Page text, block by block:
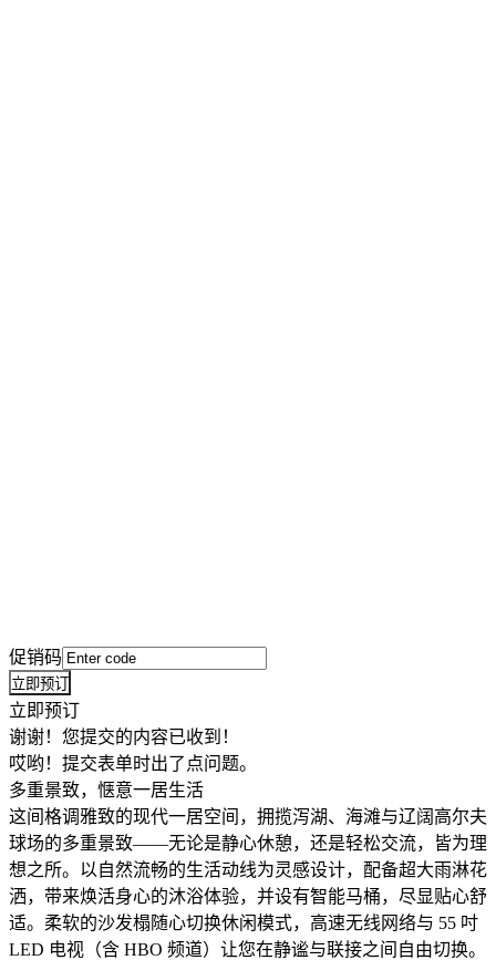
促销码
立即预订
立即预订
谢谢！您提交的内容已收到！
哎哟！提交表单时出了点问题。
多重景致，惬意一居生活
这间格调雅致的现代一居空间，拥揽泻湖、海滩与辽阔高尔夫
球场的多重景致——无论是静心休憩，还是轻松交流，皆为理
想之所。以自然流畅的生活动线为灵感设计，配备超大雨淋花
洒，带来焕活身心的沐浴体验，并设有智能马桶，尽显贴心舒
适。柔软的沙发榻随心切换休闲模式，高速无线网络与 55 吋
LED 电视（含 HBO 频道）让您在静谧与联接之间自由切换。